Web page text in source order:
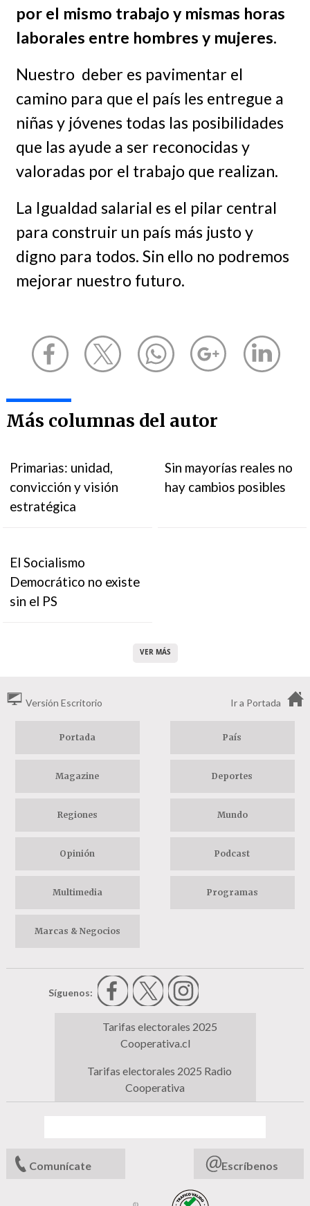
por el mismo trabajo y mismas horas
laborales entre hombres y mujeres.
Nuestro deber es pavimentar el
camino para que el país les entregue a
niñas y jóvenes todas las posibilidades
que las ayude a ser reconocidas y
valoradas por el trabajo que realizan.
La Igualdad salarial es el pilar central
para construir un país más justo y
digno para todos. Sin ello no podremos
mejorar nuestro futuro.
Más columnas del autor
Primarias: unidad,
convicción y visión
estratégica
Sin mayorías reales no
hay cambios posibles
El Socialismo
Democrático no existe
sin el PS
VER MÁS
Versión Escritorio Ir a Portada
Portada País
Magazine Deportes
Regiones Mundo
Opinión Podcast
Multimedia Programas
Marcas & Negocios
Síguenos:
Tarifas electorales 2025
Cooperativa.cl
Tarifas electorales 2025 Radio
Cooperativa
Comunícate Escríbenos